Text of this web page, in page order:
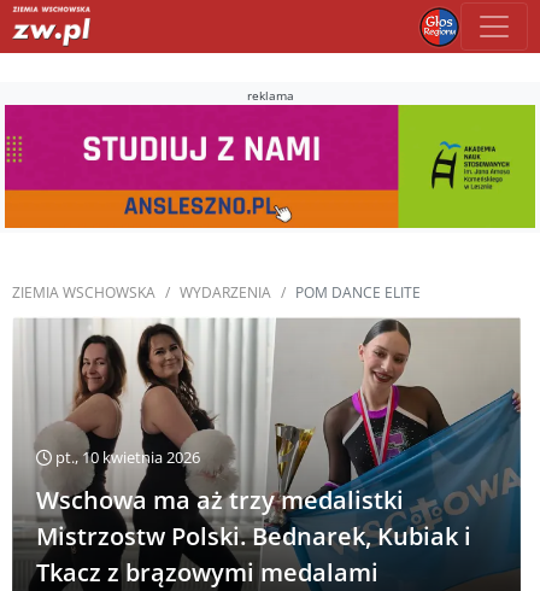
reklama
ZIEMIA WSCHOWSKA WYDARZENIA POM DANCE ELITE
pt., 10 kwietnia 2026
Wschowa ma aż trzy medalistki
Mistrzostw Polski. Bednarek, Kubiak i
Tkacz z brązowymi medalami